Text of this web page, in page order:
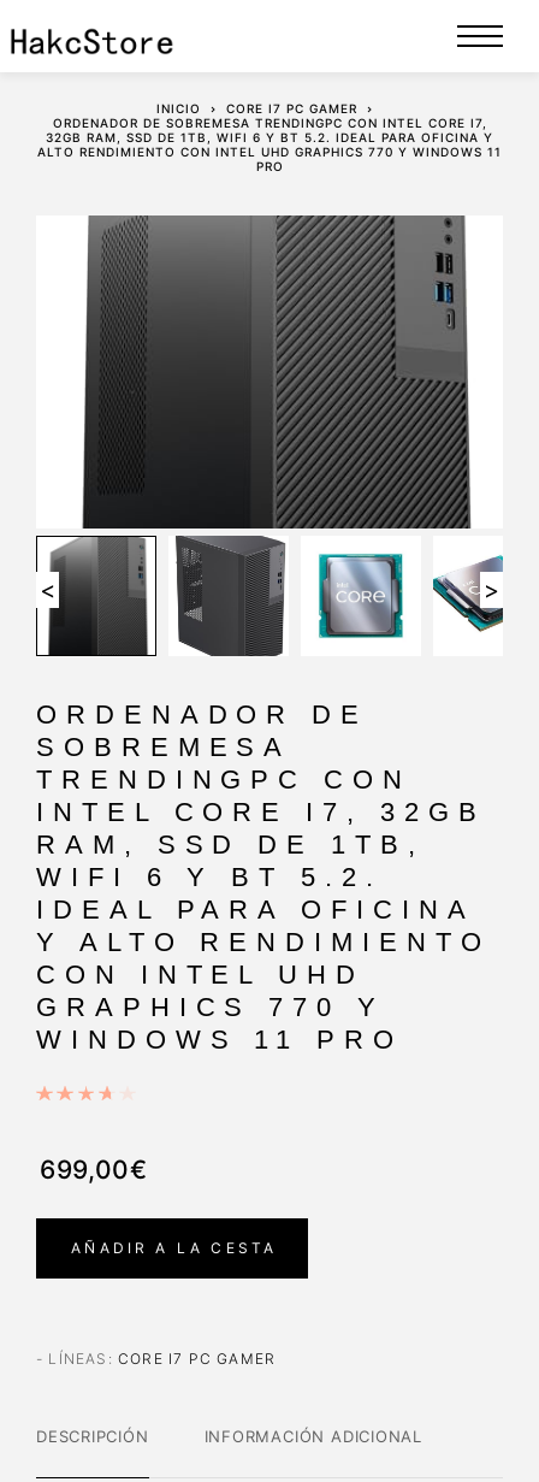
INICIO
CORE I7 PC GAMER
ORDENADOR DE SOBREMESA TRENDINGPC CON INTEL CORE I7,
32GB RAM, SSD DE 1TB, WIFI 6 Y BT 5.2. IDEAL PARA OFICINA Y
ALTO RENDIMIENTO CON INTEL UHD GRAPHICS 770 Y WINDOWS 11
PRO
< >
ORDENADOR DE
SOBREMESA
TRENDINGPC CON
INTEL CORE I7, 32GB
RAM, SSD DE 1TB,
WIFI 6 Y BT 5.2.
IDEAL PARA OFICINA
Y ALTO RENDIMIENTO
CON INTEL UHD
GRAPHICS 770 Y
WINDOWS 11 PRO
699,00€
AÑADIR A LA CESTA
- LÍNEAS :CORE I7 PC GAMER
DESCRIPCIÓN INFORMACIÓN ADICIONAL